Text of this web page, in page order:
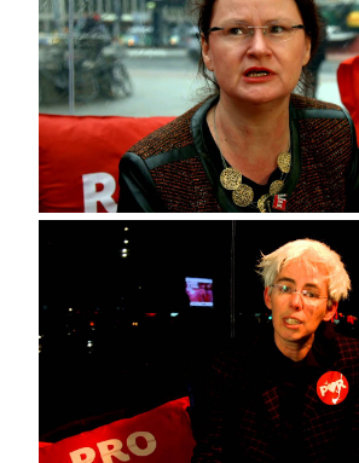
Ulle Schauws, Politikerin,
Schulz-Strelow, Präsidentin Frauen in